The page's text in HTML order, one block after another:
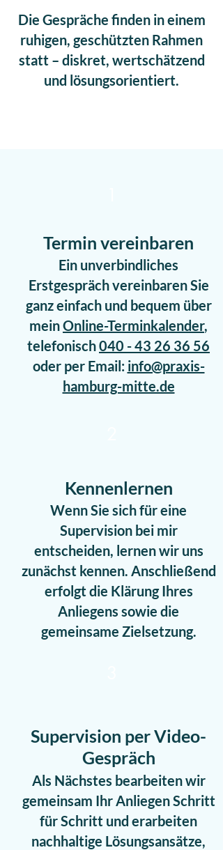
Die Gespräche finden in einem
ruhigen, geschützten Rahmen
statt – diskret, wertschätzend
und lösungsorientiert.
Termin vereinbaren
Ein unverbindliches
Erstgespräch vereinbaren Sie
ganz einfach und bequem über
meinOnline-Terminkalender,
telefonisch040 - 43 26 36 56
oder per Email: info@praxis-
hamburg-mitte.de
Kennenlernen
Wenn Sie sich für eine
Supervision bei mir
entscheiden, lernen wir uns
zunächst kennen. Anschließend
erfolgt die Klärung Ihres
Anliegens sowie die
gemeinsame Zielsetzung.
Supervision per Video-
Gespräch
Als Nächstes bearbeiten wir
gemeinsam Ihr Anliegen Schritt
für Schritt und erarbeiten
nachhaltige Lösungsansätze,